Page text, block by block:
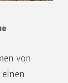
von
von
einen